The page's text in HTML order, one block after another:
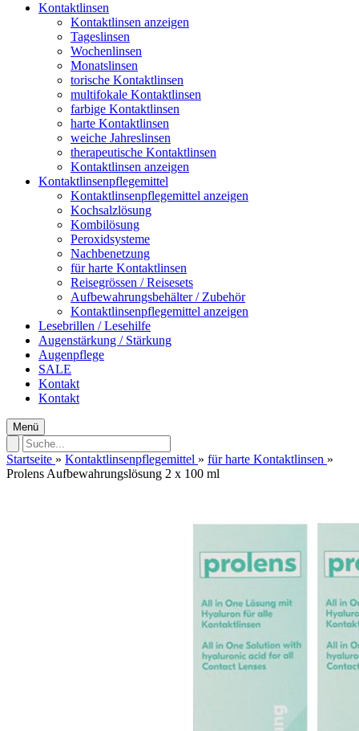
Kontaktlinsen
Kontaktlinsen anzeigen
Tageslinsen
Wochenlinsen
Monatslinsen
torische Kontaktlinsen
multifokale Kontaktlinsen
farbige Kontaktlinsen
harte Kontaktlinsen
weiche Jahreslinsen
therapeutische Kontaktlinsen
Kontaktlinsen anzeigen
Kontaktlinsenpflegemittel
Kontaktlinsenpflegemittel anzeigen
Kochsalzlösung
Kombilösung
Peroxidsysteme
Nachbenetzung
für harte Kontaktlinsen
Reisegrössen / Reisesets
Aufbewahrungsbehälter / Zubehör
Kontaktlinsenpflegemittel anzeigen
Lesebrillen / Lesehilfe
Augenstärkung / Stärkung
Augenpflege
SALE
Kontakt
Kontakt
Menü
Startseite » Kontaktlinsenpflegemittel » für harte Kontaktlinsen »
Prolens Aufbewahrungslösung 2 x 100 ml